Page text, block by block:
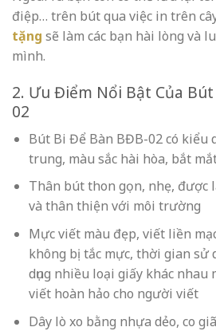
điệp… trên bút qua việc in trên
tặng sẽ làm các bạn hài lòng và
mình.
2. Ưu Điểm Nổi Bật Của
02
Bút Bi Để Bàn BĐB-02 có kiểu
trung, màu sắc hài hòa, bắt
Thân bút thon gọn, nhẹ, được
và thân thiện với môi trường
Mực viết màu đẹp, viết liền
không bị tắc mực, thời gian sử
dụng nhiều loại giấy khác
viết hoàn hảo cho người viết
Dây lò xo bằng nhựa dẻo, co